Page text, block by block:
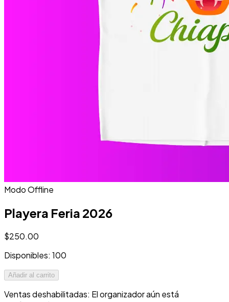
Modo Offline
Playera Feria 2026
$250.00
Disponibles: 100
Añadir al carrito
Ventas deshabilitadas: El organizador aún está